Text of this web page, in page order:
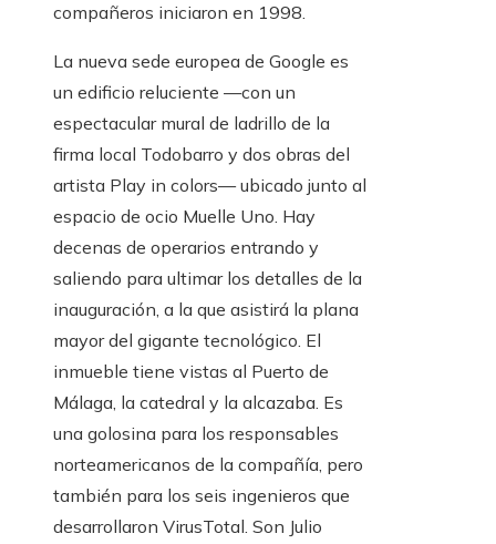
compañeros iniciaron en 1998.
La nueva sede europea de Google es
un edificio reluciente —con un
espectacular mural de ladrillo de la
firma local Todobarro y dos obras del
artista Play in colors— ubicado junto al
espacio de ocio Muelle Uno. Hay
decenas de operarios entrando y
saliendo para ultimar los detalles de la
inauguración, a la que asistirá la plana
mayor del gigante tecnológico. El
inmueble tiene vistas al Puerto de
Málaga, la catedral y la alcazaba. Es
una golosina para los responsables
norteamericanos de la compañía, pero
también para los seis ingenieros que
desarrollaron VirusTotal. Son Julio